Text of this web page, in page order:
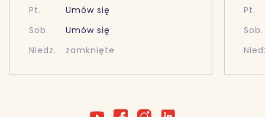
Pt.
Umów się
Sob.
Umów się
Niedz.
zamknięte
Pt.
Sob.